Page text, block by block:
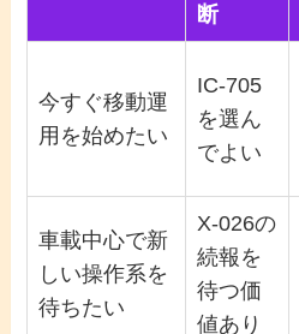
断
今すぐ移動運
用を始めたい
IC-705
を選ん
でよい
車載中心で新
しい操作系を
待ちたい
X-026の
続報を
待つ価
値あり